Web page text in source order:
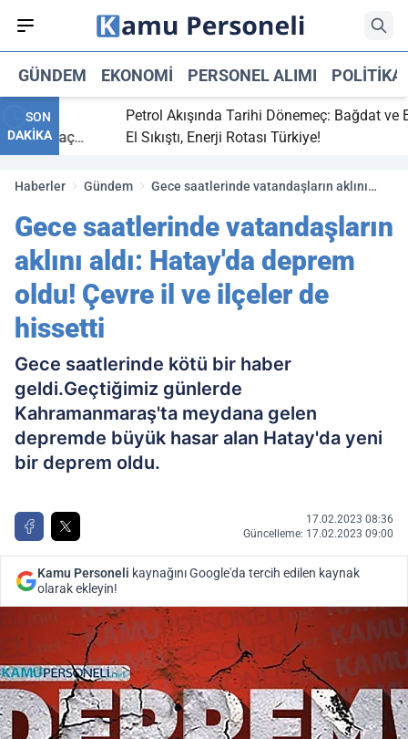
GÜNDEM EKONOMI PERSONEL ALIMI POLITIKA
SON
DAKİKA
bitti,
maç
Petrol Akışında Tarihi Dönemeç: Bağdat ve Erbil
El Sıkıştı, Enerji Rotası Türkiye!
Haberler Gündem
Gece saatlerinde vatandaşların aklını
ilçeler de hissetti
Gece saatlerinde vatandaşların
aklını aldı: Hatay'da deprem
oldu! Çevre il ve ilçeler de
hissetti
Gece saatlerinde kötü bir haber
geldi.Geçtiğimiz günlerde
Kahramanmaraş'ta meydana gelen
depremde büyük hasar alan Hatay'da yeni
bir deprem oldu.
17.02.2023 08:36
Güncelleme: 17.02.2023 09:00
Kamu Personeli kaynağını Google'da tercih edilen kaynak
olarak ekleyin!